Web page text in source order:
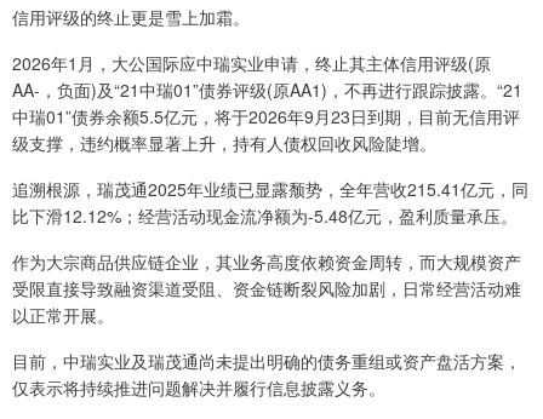
信用评级的终止更是雪上加霜。
2026年1月，大公国际应中瑞实业申请，终止其主体信用评级(原
AA-，负面)及“21中瑞01”债券评级(原AA1)，不再进行跟踪披露。“21
中瑞01”债券余额5.5亿元，将于2026年9月23日到期，目前无信用评
级支撑，违约概率显著上升，持有人债权回收风险陡增。
追溯根源，瑞茂通2025年业绩已显露颓势，全年营收215.41亿元，同
比下滑12.12%；经营活动现金流净额为-5.48亿元，盈利质量承压。
作为大宗商品供应链企业，其业务高度依赖资金周转，而大规模资产
受限直接导致融资渠道受阻、资金链断裂风险加剧，日常经营活动难
以正常开展。
目前，中瑞实业及瑞茂通尚未提出明确的债务重组或资产盘活方案，
仅表示将持续推进问题解决并履行信息披露义务。